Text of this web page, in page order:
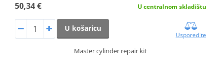
50,34 € U centralnom skladištu
U košaricu
Usporedite
Master cylinder repair kit